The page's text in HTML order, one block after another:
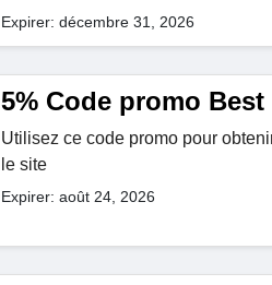
Expirer: décembre 31, 2026
5% Code promo
Utilisez ce code promo pour
le site
Expirer: août 24, 2026